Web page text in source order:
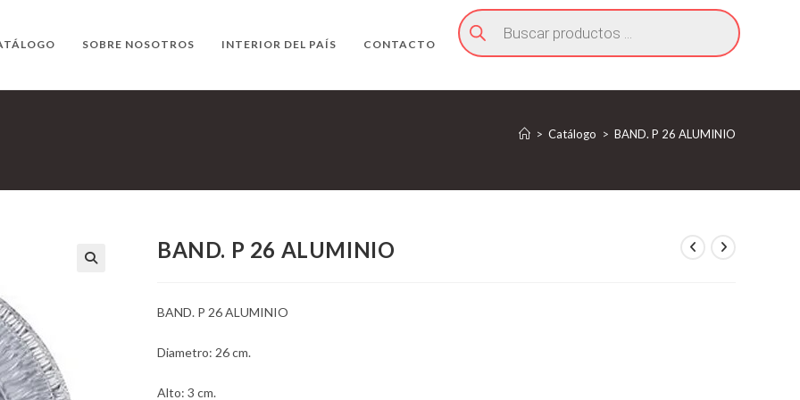
SOBRE NOSOTROS INTERIOR DEL PAÍS CONTACTO
Búsqueda
de
productos
> Catálogo > BAND. P 26 ALUMINIO
BAND. P 26 ALUMINIO
BAND. P 26 ALUMINIO
Diametro: 26 cm.
Alto: 3 cm.